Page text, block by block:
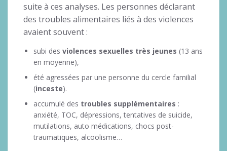
suite à ces analyses. Les personnes déclarant
des troubles alimentaires liés à des violences
avaient souvent :
subi des violences sexuelles très jeunes (13 ans
en moyenne),
été agressées par une personne du cercle familial
(inceste).
accumulé des troubles supplémentaires :
anxiété, TOC, dépressions, tentatives de suicide,
mutilations, auto médications, chocs post-
traumatiques, alcoolisme…